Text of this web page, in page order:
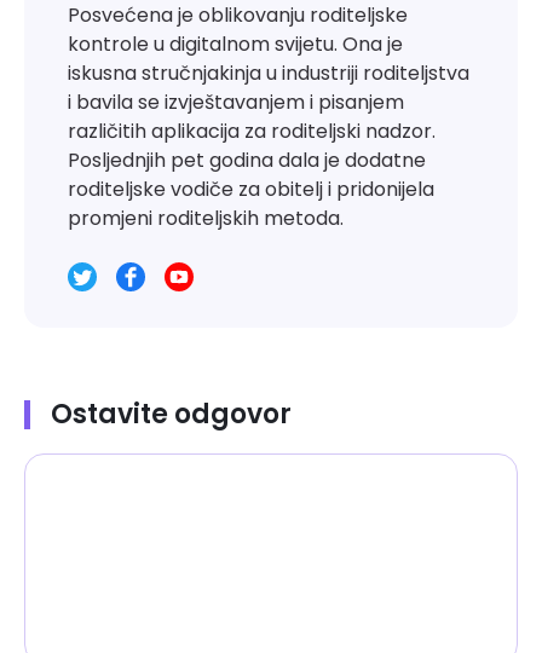
Posvećena je oblikovanju roditeljske
kontrole u digitalnom svijetu. Ona je
iskusna stručnjakinja u industriji roditeljstva
i bavila se izvještavanjem i pisanjem
različitih aplikacija za roditeljski nadzor.
Posljednjih pet godina dala je dodatne
roditeljske vodiče za obitelj i pridonijela
promjeni roditeljskih metoda.
Ostavite odgovor